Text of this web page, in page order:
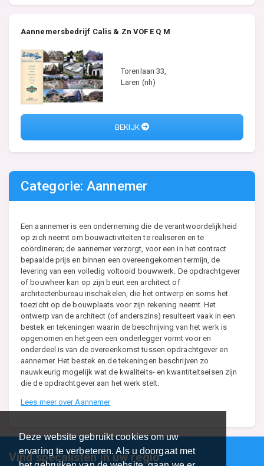
Deze website gebruikt cookies om uw
ervaring te verbeteren. Als u doorgaat met
Aannemersbedrijf Calis & Zn VOF E Q M
Torenlaan 33,
Laren (nh)
BEKIJK
Categorie: Aannemer
Een aannemer is een onderneming die de verantwoordelijkheid
op zich neemt om bouwactiviteiten te realiseren en te
coördineren; de aannemer verzorgt, voor een in het contract
bepaalde prijs en binnen een overeengekomen termijn, de
levering van een volledig voltooid bouwwerk. De opdrachtgever
of bouwheer kan op zijn beurt een architect of
architectenbureau inschakelen, die het ontwerp en soms het
toezicht op de bouwplaats voor zijn rekening neemt. Het
ontwerp van de architect (of anderszins) resulteert vaak in een
bestek en tekeningen waarin de beschrijving van het werk is
opgenomen en hetgeen een onderlegger vormt voor en
onderdeel is van de overeenkomst tussen opdrachtgever en
aannemer. Het bestek en de tekeningen beschrijven zo
nauwkeurig mogelijk wat de kwaliteits- en kwantiteitseisen zijn
die de opdrachtgever aan het werk stelt.
Lees meer over Aannemer
Vind specalisten in uw regio